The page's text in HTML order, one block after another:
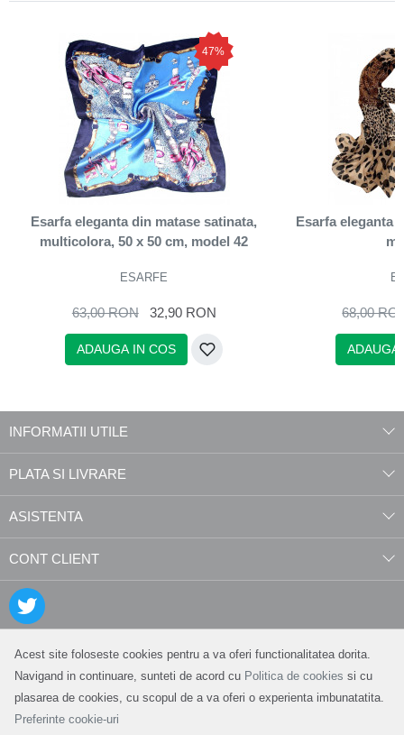
Acest site foloseste cookies pentru a va oferi functionalitatea dorita.
Navigand in continuare, sunteti de acord cu Politica de cookies si cu
plasarea de cookies, cu scopul de a va oferi o experienta imbunatatita.
Preferinte cookie-uri
47%
Esarfa eleganta din matase satinata,
multicolora, 50 x 50 cm, model 42
ESARFE
63,00 RON 32,90 RON
ADAUGA IN COS
Esarfa eleganta
68,00
ADAUGA
INFORMATII UTILE
PLATA SI LIVRARE
ASISTENTA
CONT CLIENT